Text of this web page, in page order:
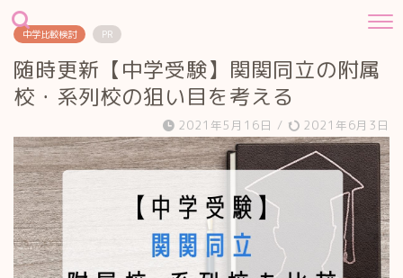
中学比較検討 PR
随時更新【中学受験】関関同立の附属
校・系列校の狙い目を考える
2021年5月16日 / 2021年6月3日